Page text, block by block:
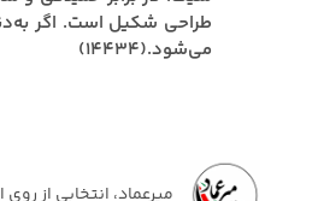
طراحی شکیل است. اگر
می‌شود.(14434)
میرعماد، انتخابی از روی